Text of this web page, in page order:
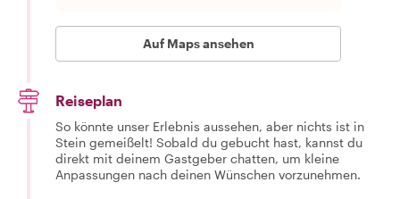
Auf Maps ansehen
Reiseplan
So könnte unser Erlebnis aussehen, aber nichts ist in
Stein gemeißelt! Sobald du gebucht hast, kannst du
direkt mit deinem Gastgeber chatten, um kleine
Anpassungen nach deinen Wünschen vorzunehmen.